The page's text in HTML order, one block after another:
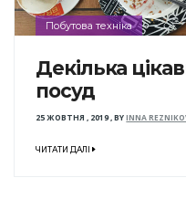
Побутова техніка
Декілька
посуд
25 ЖОВТНЯ , 2019,BYINNA
ЧИТАТИ ДАЛІ